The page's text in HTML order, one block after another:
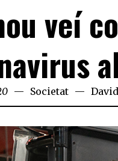
veí
Societat